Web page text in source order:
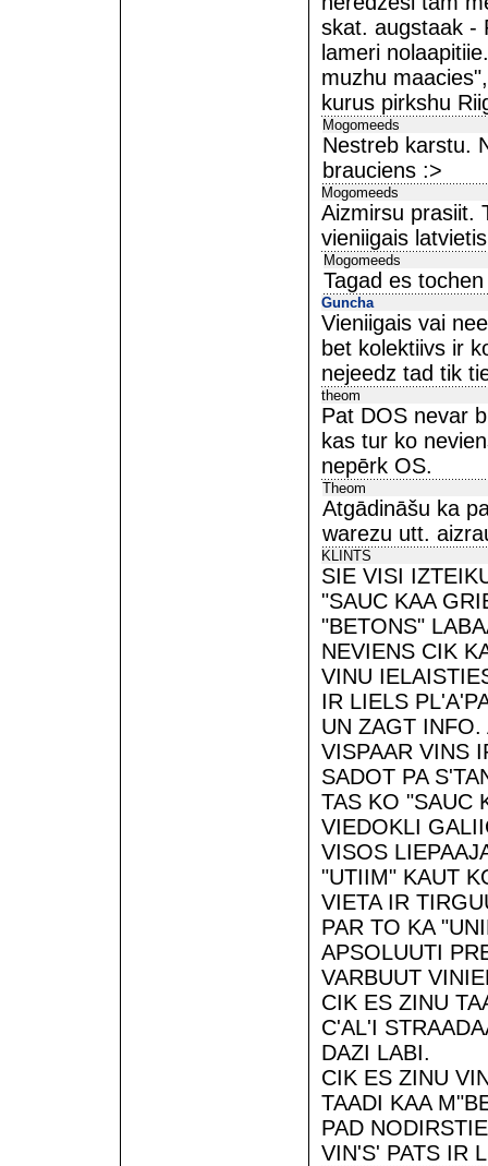
skat. augstaak -
lameri
muzhu
kurus pirkshu
Mogomeeds
Nestreb karstu.
brauciens :>
Mogomeeds
Aizmirsu prasiit.
vieniigais
Mogomeeds
Tagad es
Guncha
Vieniigais vai
bet kolektiivs ir
nejeedz tad tik
theom
Pat DOS nevar
kas tur ko
nepērk OS.
Theom
Atgādināšu ka
warezu utt.
KLINTS
SIE VISI
"SAUC KAA
"BETONS"
NEVIENS CIK
VINU
IR LIELS
UN ZAGT INFO.
VISPAAR VINS
SADOT PA
TAS KO "SAUC
VIEDOKLI
VISOS
"UTIIM" KAUT
VIETA IR
PAR TO KA
APSOLUUTI
VARBUUT
CIK ES ZINU
C'AL'I
DAZI LABI.
CIK ES ZINU
TAADI KAA
PAD
VIN'S' PATS IR